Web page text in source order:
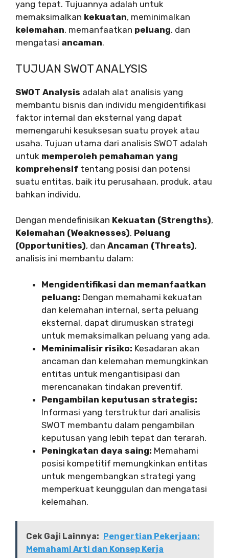
yang tepat. Tujuannya adalah untuk
memaksimalkan kekuatan, meminimalkan
kelemahan, memanfaatkan peluang, dan
mengatasi ancaman.
TUJUAN SWOT ANALYSIS
SWOT Analysis adalah alat analisis yang
membantu bisnis dan individu mengidentifikasi
faktor internal dan eksternal yang dapat
memengaruhi kesuksesan suatu proyek atau
usaha. Tujuan utama dari analisis SWOT adalah
untuk memperoleh pemahaman yang
komprehensif tentang posisi dan potensi
suatu entitas, baik itu perusahaan, produk, atau
bahkan individu.
Dengan mendefinisikan Kekuatan (Strengths),
Kelemahan (Weaknesses), Peluang
(Opportunities), dan Ancaman (Threats),
analisis ini membantu dalam:
Mengidentifikasi dan memanfaatkan
peluang: Dengan memahami kekuatan
dan kelemahan internal, serta peluang
eksternal, dapat dirumuskan strategi
untuk memaksimalkan peluang yang ada.
Meminimalisir risiko: Kesadaran akan
ancaman dan kelemahan memungkinkan
entitas untuk mengantisipasi dan
merencanakan tindakan preventif.
Pengambilan keputusan strategis:
Informasi yang terstruktur dari analisis
SWOT membantu dalam pengambilan
keputusan yang lebih tepat dan terarah.
Peningkatan daya saing: Memahami
posisi kompetitif memungkinkan entitas
untuk mengembangkan strategi yang
memperkuat keunggulan dan mengatasi
kelemahan.
Cek Gaji Lainnya:
Pengertian Pekerjaan:
Memahami Arti dan Konsep Kerja